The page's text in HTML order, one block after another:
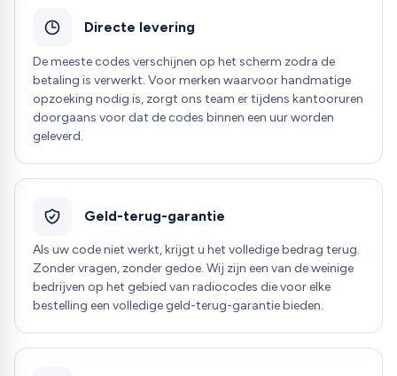
Directe levering
De meeste codes verschijnen op het scherm zodra de
betaling is verwerkt. Voor merken waarvoor handmatige
opzoeking nodig is, zorgt ons team er tijdens kantooruren
doorgaans voor dat de codes binnen een uur worden
geleverd.
Geld-terug-garantie
Als uw code niet werkt, krijgt u het volledige bedrag terug.
Zonder vragen, zonder gedoe. Wij zijn een van de weinige
bedrijven op het gebied van radiocodes die voor elke
bestelling een volledige geld-terug-garantie bieden.